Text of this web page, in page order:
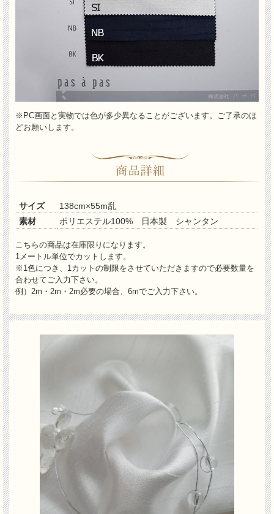
※PC画面と実物では色が多少異なることがございます。ご了承のほ
どお願いします。
サイズ
138cm×55m乱
素材
ポリエステル100% 日本製 シャンタン
こちらの商品は在庫限りになります。
1メートル単位でカットします。
※1色につき、1カットの制限をさせていただきますので必要数量を
合わせてご入力下さい。
例）2m・2m・2m必要の場合、6mでご入力下さい。